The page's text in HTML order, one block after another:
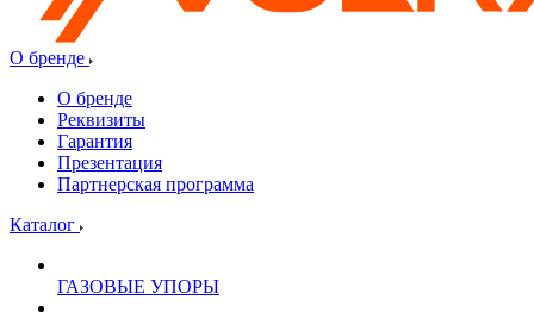
О бренде
О бренде
Реквизиты
Гарантия
Презентация
Партнерская программа
Каталог
ГАЗОВЫЕ УПОРЫ